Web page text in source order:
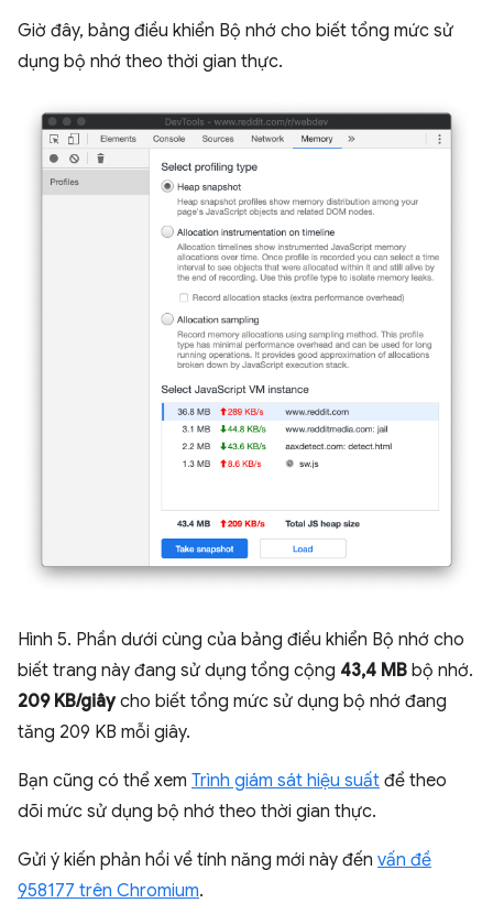
Giờ đây, bảng điều khiển Bộ nhớ cho biết tổng mức sử
dụng bộ nhớ theo thời gian thực.
Hình 5. Phần dưới cùng của bảng điều khiển Bộ nhớ cho
biết trang này đang sử dụng tổng cộng 43,4 MB bộ nhớ.
209 KB/giâycho biết tổng mức sử dụng bộ nhớ đang
tăng 209 KB mỗi giây.
Bạn cũng có thể xem Trình giám sát hiệu suất để theo
dõi mức sử dụng bộ nhớ theo thời gian thực.
Gửi ý kiến phản hồi về tính năng mới này đến vấn đề
958177 trên Chromium.